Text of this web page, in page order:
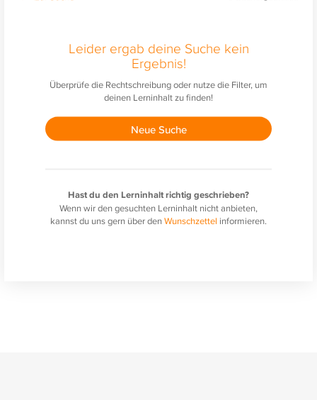
Leider ergab deine Suche kein
Ergebnis!
Überprüfe die Rechtschreibung oder nutze die Filter, um
deinen Lerninhalt zu finden!
Neue Suche
Hast du den Lerninhalt richtig geschrieben?
Wenn wir den gesuchten Lerninhalt nicht anbieten,
kannst du uns gern über denWunschzettel informieren.